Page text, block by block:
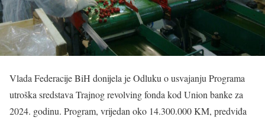
Vlada Federacije BiH donijela je Odluku o usvajanju Programa
utroška sredstava Trajnog revolving fonda kod Union banke za
2024. godinu. Program, vrijedan oko 14.300.000 KM, predviđa